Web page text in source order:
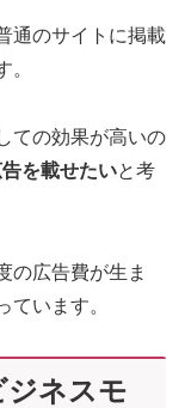
通のサイトに掲載
。
ての効果が高いの
を載せたいと考
の広告費が生ま
ています。
ジネスモ